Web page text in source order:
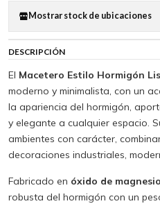
Mostrar stock de ubicaciones
DESCRIPCIÓN
El Macetero Estilo Hormigón
moderno y minimalista, con un
la apariencia del hormigón,
y elegante a cualquier espacio.
ambientes con carácter,
decoraciones industriales,
Fabricado en óxido de
robusta del hormigón con un